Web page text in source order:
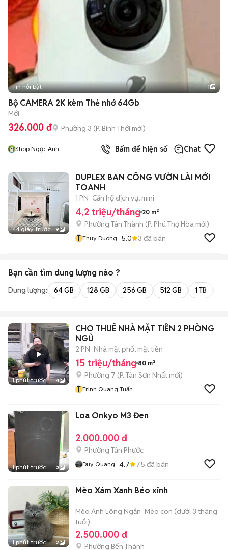
Tin nổi bật 1
Bộ CAMERA 2K kèm Thẻ nhớ 64Gb
Mới
326.000 đ Phường 3 (P. Bình Thới mới)
Shop Ngọc Anh Bấm để hiện số Chat
44 giây trước 9
DUPLEX BAN CÔNG VƯỜN LÀI MỚI
TOANH
1 PN Căn hộ dịch vụ, mini
4,2 triệu/tháng 20 m²
Phường Tân Thành (P. Phú Thọ Hòa mới)
T Thuy Duong 5.0 3 đã bán
Bạn cần tìm dung lượng nào ?
Dung lượng: 64 GB 128 GB 256 GB 512 GB 1 TB
1 phút trước 4
CHO THUÊ NHÀ MẶT TIỀN 2 PHÒNG
NGỦ
2 PN Nhà mặt phố, mặt tiền
15 triệu/tháng 80 m²
Phường 7 (P. Tân Sơn Nhất mới)
T Trịnh Quang Tuấn
1 phút trước 3
Loa Onkyo M3 Đen
2.000.000 đ
Phường Tân Phước
Duy Quang 4.7 75 đã bán
1 phút trước 2
Mèo Xám Xanh Béo xinh
Mèo Anh Lông Ngắn Mèo con (dưới 3 tháng
tuổi)
2.500.000 đ
Phường Bến Thành